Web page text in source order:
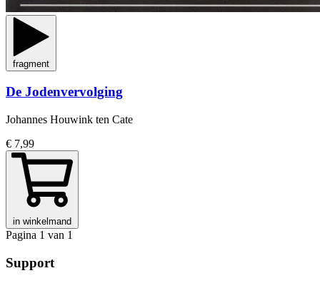
fragment
De Jodenvervolging
Johannes Houwink ten Cate
€ 7,99
in winkelmand
Pagina 1 van 1
Support